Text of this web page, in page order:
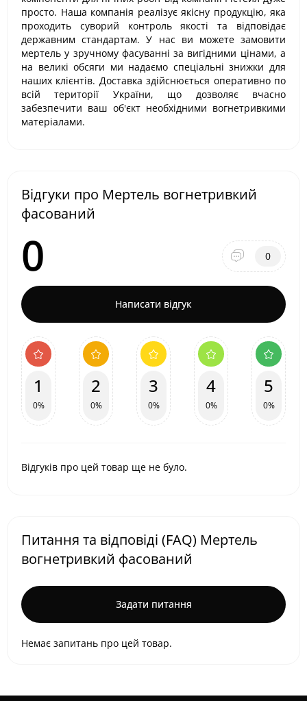
просто. Наша компанія реалізує якісну продукцію, яка
проходить суворий контроль якості та відповідає
державним стандартам. У нас ви можете замовити
мертель у зручному фасуванні за вигідними цінами, а
на великі обсяги ми надаємо спеціальні знижки для
наших клієнтів. Доставка здійснюється оперативно по
всій території України, що дозволяє вчасно
забезпечити ваш об'єкт необхідними вогнетривкими
матеріалами.
Відгуки про Мертель вогнетривкий
фасований
0 0
Написати відгук
1
0%
2
0%
3
0%
4
0%
5
0%
Відгуків про цей товар ще не було.
Питання та відповіді (FAQ) Мертель
вогнетривкий фасований
Задати питання
Немає запитань про цей товар.